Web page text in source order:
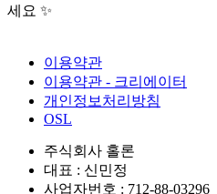
세요 ✨
이용약관
이용약관 - 크리에이터
개인정보처리방침
OSL
주식회사 홀론
대표 : 신민정
사업자번호 : 712-88-03296